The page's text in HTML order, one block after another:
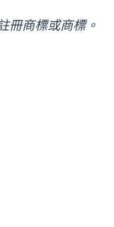
冊商標或商標。